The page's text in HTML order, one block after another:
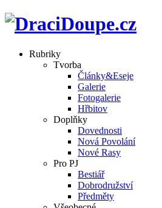
Rubriky
Tvorba
Články&Eseje
Galerie
Fotogalerie
Hřbitov
Doplňky
Dovednosti
Nová Povolání
Nové Rasy
Pro PJ
Bestiář
Dobrodružství
Předměty